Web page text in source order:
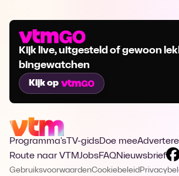
Kijk live, uitgesteld of gewoon
bingewatchen
Kijk op
Programma's TV-gidsDoe mee
Route naar VTMJobsFAQNieuwsbrief
GebruiksvoorwaardenCookiebeleid